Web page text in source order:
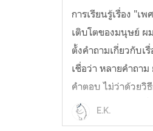
การเรียนรู้เรื่อง "เ
เติบโตของมนุษย์ ผ
ตั้งคำถามเกี่ยวกับเ
เชื่อว่า หลายคำถา
คำตอบ ไม่ว่าด้วยวิ
ของการเติบโต คำ
ตุ๊ด ต่างกับกะเทยยัง
E.K.